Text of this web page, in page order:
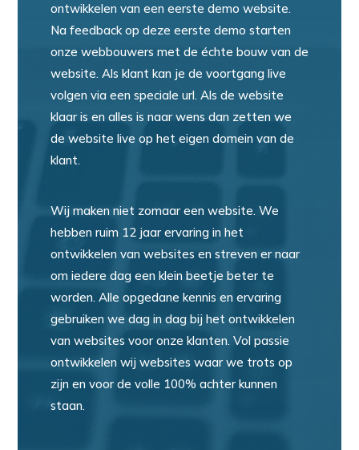
ontwikkelen van een eerste demo website.
Na feedback op deze eerste demo starten
onze webbouwers met de échte bouw van de
website. Als klant kan je de voortgang live
volgen via een speciale url. Als de website
klaar is en alles is naar wens dan zetten we
de website live op het eigen domein van de
klant.
Wij maken niet zomaar een website. We
hebben ruim 12 jaar ervaring in het
ontwikkelen van websites en streven er naar
om iedere dag een klein beetje beter te
worden. Alle opgedane kennis en ervaring
gebruiken we dag in dag bij het ontwikkelen
van websites voor onze klanten. Vol passie
ontwikkelen wij websites waar we trots op
zijn en voor de volle 100% achter kunnen
staan.